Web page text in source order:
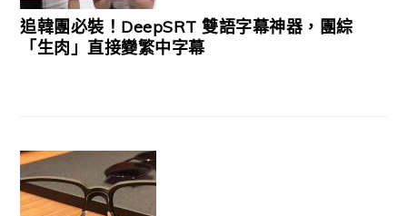
追韓團必裝！DeepSRT 雙語字幕神器，團綜
「生肉」直接變繁中字幕